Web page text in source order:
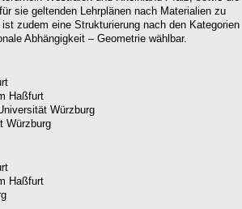
sie geltenden Lehrplänen nach Materialien zu
zudem eine Strukturierung nach den Kategorien
Abhängigkeit – Geometrie wählbar.
Haßfurt
Würzburg
Würzburg
Haßfurt